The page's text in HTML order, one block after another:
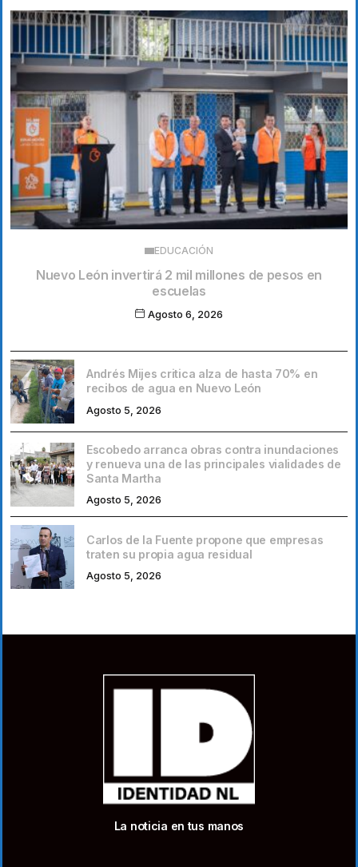
EDUCACIÓN
Nuevo León invertirá 2 mil millones de pesos en
escuelas
Agosto 6, 2026
Andrés Mijes critica alza de hasta 70% en
recibos de agua en Nuevo León
Agosto 5, 2026
Escobedo arranca obras contra inundaciones
y renueva una de las principales vialidades de
Santa Martha
Agosto 5, 2026
Carlos de la Fuente propone que empresas
traten su propia agua residual
Agosto 5, 2026
La noticia en tus manos